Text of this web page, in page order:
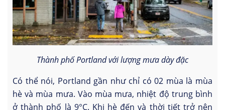
Thành phố Portland với lượng mưa dày đặc
Có thể nói, Portland gần như chỉ có 02 mùa là mùa
hè và mùa mưa. Vào mùa mưa, nhiệt độ trung bình
ở thành phố là 9°C. Khi hè đến và thời tiết trở nên